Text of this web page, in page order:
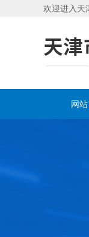
欢迎进入天
网